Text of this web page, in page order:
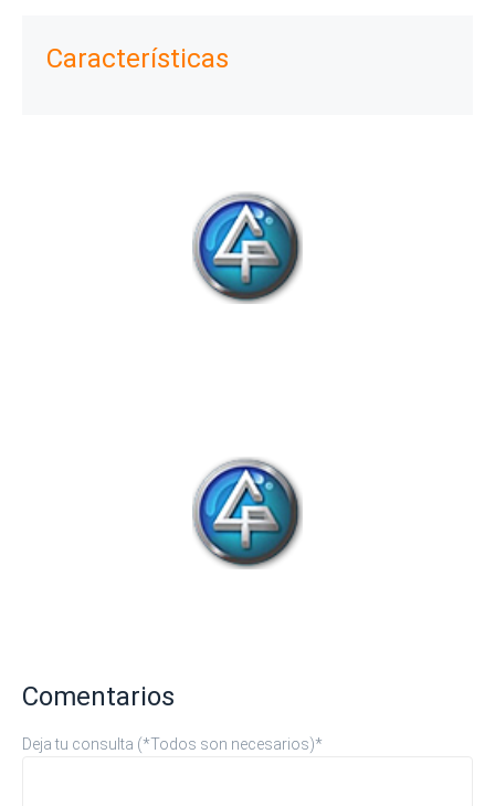
Características
Comentarios
Deja tu consulta (*Todos son necesarios)*